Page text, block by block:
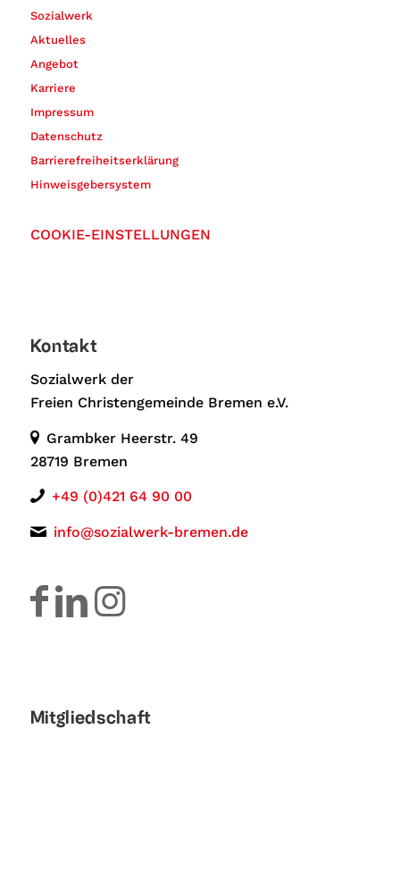
Sozialwerk
Aktuelles
Angebot
Karriere
Impressum
Datenschutz
Barrierefreiheitserklärung
Hinweisgebersystem
COOKIE-EINSTELLUNGEN
Kontakt
Sozialwerk der
Freien Christengemeinde Bremen e.V.
Grambker Heerstr. 49
28719 Bremen
+49 (0)421 64 90 00
info@sozialwerk-bremen.de
Mitgliedschaft